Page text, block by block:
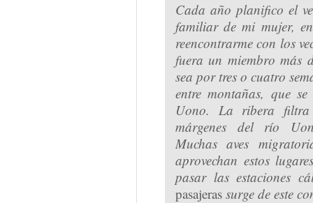
Cada año planifico el
familiar de mi mujer,
reencontrarme con los
fuera un miembro más
sea por tres o cuatro
entre montañas, que
Uono. La ribera
márgenes del río
Muchas aves
aprovechan estos
pasar las estaciones
pasajeras surge de este